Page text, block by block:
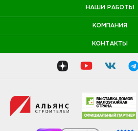
НАШИ РАБОТЫ
КОМПАНИЯ
КОНТАКТЫ